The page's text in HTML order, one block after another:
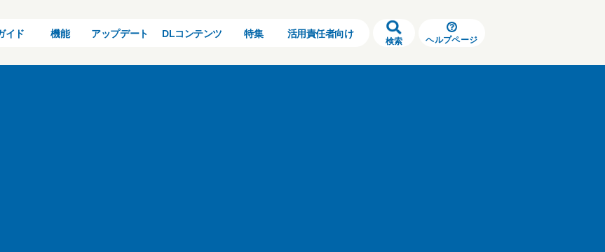
イド 機能 アップデート DLコンテンツ 特集 活用責任者向け
検索 ヘルプページ